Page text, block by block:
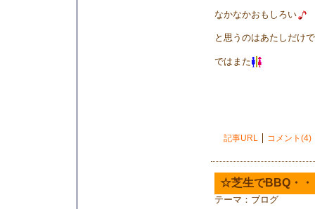
なかなかおもしろい
と思うのはあたしだけ
ではまた
記事URL コメント(4)
☆芝生でBBQ・
テーマ： ブログ